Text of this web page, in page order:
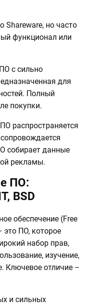
Shareware, но часто
функционал или
с сильно
для
Полный
покупки.
распространяется
собирает данные
рекламы.
ПО:
BSD
обеспечение (Free
это ПО, которое
набор прав,
изучение,
Ключевое отличие –
и сильных